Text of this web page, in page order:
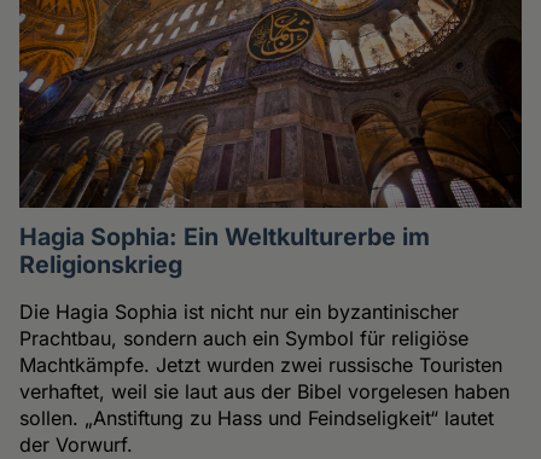
Hagia Sophia: Ein Weltkulturerbe im
Religionskrieg
Die Hagia Sophia ist nicht nur ein byzantinischer
Prachtbau, sondern auch ein Symbol für religiöse
Machtkämpfe. Jetzt wurden zwei russische Touristen
verhaftet, weil sie laut aus der Bibel vorgelesen haben
sollen. „Anstiftung zu Hass und Feindseligkeit“ lautet
der Vorwurf.